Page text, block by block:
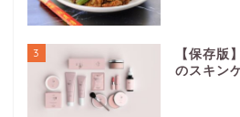
3
【保存版
のスキン